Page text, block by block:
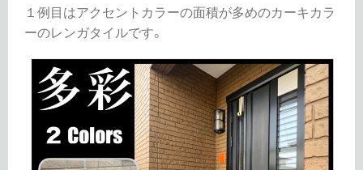
１例目はアクセントカラーの面積が多めのカーキカラ
ーのレンガタイルです。